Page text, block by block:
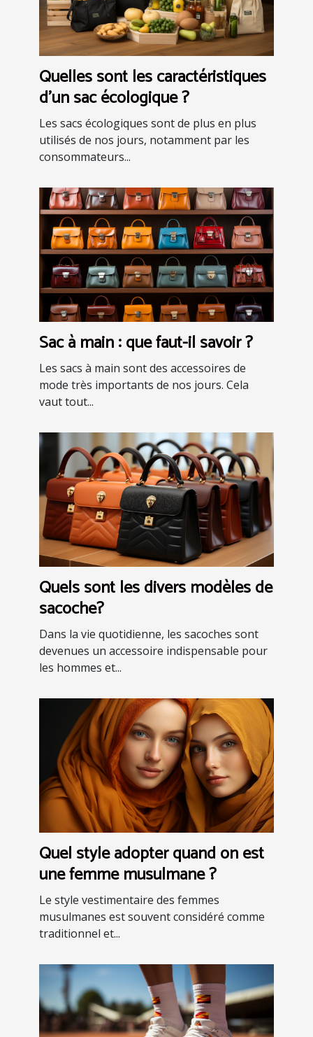
Quelles sont les caractéristiques
d'un sac écologique ?
Les sacs écologiques sont de plus en plus
utilisés de nos jours, notamment par les
consommateurs...
Sac à main : que faut-il savoir ?
Les sacs à main sont des accessoires de
mode très importants de nos jours. Cela
vaut tout...
Quels sont les divers modèles de
sacoche?
Dans la vie quotidienne, les sacoches sont
devenues un accessoire indispensable pour
les hommes et...
Quel style adopter quand on est
une femme musulmane ?
Le style vestimentaire des femmes
musulmanes est souvent considéré comme
traditionnel et...